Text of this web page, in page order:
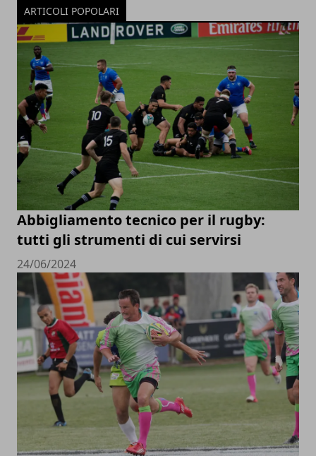
ARTICOLI POPOLARI
Abbigliamento tecnico per il rugby:
tutti gli strumenti di cui servirsi
24/06/2024